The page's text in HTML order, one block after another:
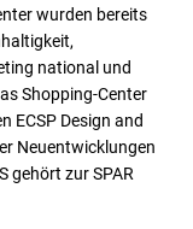
wurden bereits
national und
Shopping-Center
ECSP Design and
Neuentwicklungen
gehört zur SPAR